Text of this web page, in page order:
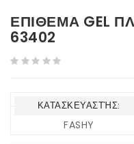
ΕΠΙΘΕΜΑ GEL
63402
ΚΑΤΑΣΚΕΥΑΣΤΉΣ:
FASHY